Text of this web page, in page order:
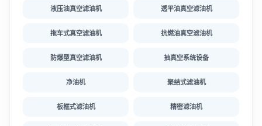
液压油真空滤油机 透平油真空滤油机
拖车式真空滤油机 抗燃油真空滤油机
防爆型真空滤油机 抽真空系统设备
净油机 聚结式滤油机
板框式滤油机 精密滤油机